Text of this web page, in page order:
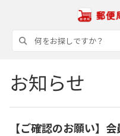
お知らせ
【ご確認のお願い】